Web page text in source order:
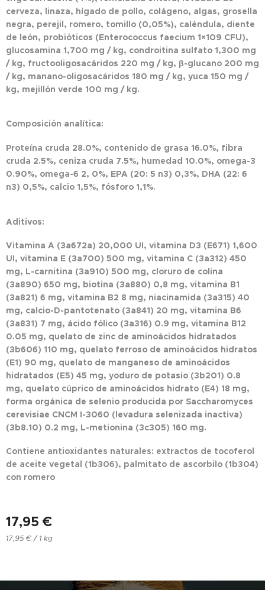
cerveza, linaza, hígado de pollo, colágeno, algas, grosella
negra, perejil, romero, tomillo (0,05%), caléndula, diente
de león, probióticos (Enterococcus faecium 1×109 CFU),
glucosamina 1,700 mg / kg, condroitina sulfato 1,300 mg
/ kg, fructooligosacáridos 220 mg / kg, β-glucano 200 mg
/ kg, manano-oligosacáridos 180 mg / kg, yuca 150 mg /
kg, mejillón verde 100 mg / kg.
Composición analítica:
Proteína cruda 28.0%, contenido de grasa 16.0%, fibra
cruda 2.5%, ceniza cruda 7.5%, humedad 10.0%, omega-3
0.90%, omega-6 2, 0%, EPA (20: 5 n3) 0,3%, DHA (22: 6
n3) 0,5%, calcio 1,5%, fósforo 1,1%.
Aditivos:
Vitamina A (3a672a) 20,000 UI, vitamina D3 (E671) 1,600
UI, vitamina E (3a700) 500 mg, vitamina C (3a312) 450
mg, L-carnitina (3a910) 500 mg, cloruro de colina
(3a890) 650 mg, biotina (3a880) 0,8 mg, vitamina B1
(3a821) 6 mg, vitamina B2 8 mg, niacinamida (3a315) 40
mg, calcio-D-pantotenato (3a841) 20 mg, vitamina B6
(3a831) 7 mg, ácido fólico (3a316) 0.9 mg, vitamina B12
0.05 mg, quelato de zinc de aminoácidos hidratados
(3b606) 110 mg, quelato ferroso de aminoácidos hidratos
(E1) 90 mg, quelato de manganeso de aminoácidos
hidratados (E5) 45 mg, yoduro de potasio (3b201) 0.8
mg, quelato cúprico de aminoácidos hidrato (E4) 18 mg,
forma orgánica de selenio producida por Saccharomyces
cerevisiae CNCM I-3060 (levadura selenizada inactiva)
(3b8.10) 0.2 mg, L-metionina (3c305) 160 mg.
Contiene antioxidantes naturales: extractos de tocoferol
de aceite vegetal (1b306), palmitato de ascorbilo (1b304)
con romero
17,95 €
17,95 € / 1 kg